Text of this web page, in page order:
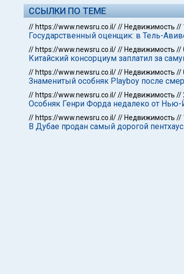
ССЫЛКИ ПО ТЕМЕ
// https://www.newsru.co.il/// Недвижимость //
Государственный оценщик: в Тель-
// https://www.newsru.co.il/// Недвижимость //
Китайский консорциум заплатил за
// https://www.newsru.co.il/// Недвижимость //
Знаменитый особняк Playboy после
// https://www.newsru.co.il/// Недвижимость //
Особняк Генри Форда недалеко от
// https://www.newsru.co.il/// Недвижимость //
В Дубае продан самый дорогой